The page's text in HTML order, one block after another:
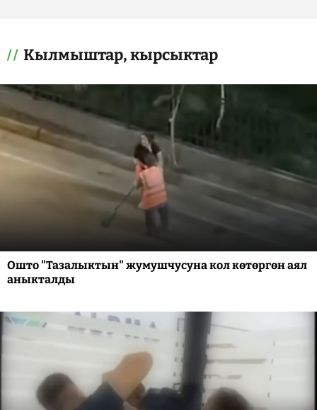
Кылмыштар, кырсыктар
Ошто "Тазалыктын" жумушчусуна кол көтөргөн аял
аныкталды